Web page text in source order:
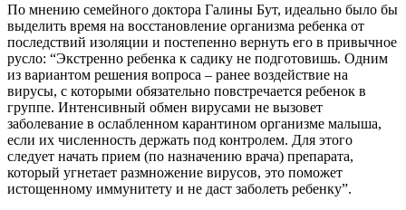
По мнению семейного доктора Галины Бут, идеально было бы
выделить время на восстановление организма ребенка от
последствий изоляции и постепенно вернуть его в привычное
русло: “Экстренно ребенка к садику не подготовишь. Одним
из вариантом решения вопроса – ранее воздействие на
вирусы, с которыми обязательно повстречается ребенок в
группе. Интенсивный обмен вирусами не вызовет
заболевание в ослабленном карантином организме малыша,
если их численность держать под контролем. Для этого
следует начать прием (по назначению врача) препарата,
который угнетает размножение вирусов, это поможет
истощенному иммунитету и не даст заболеть ребенку”.